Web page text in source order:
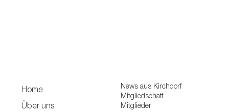
Home
Über uns
News aus Kirchdorf
Mitgliedschaft
Mitglieder